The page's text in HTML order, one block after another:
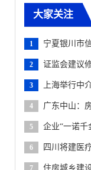
大家关注
1 宁夏银川市
成2 证监会建议
信成本
3 上海举行中
大会
4 广东中山：
度挂钩
5 企业“一诺
北京经济技术开
6 四川将建医
7 住房城乡建